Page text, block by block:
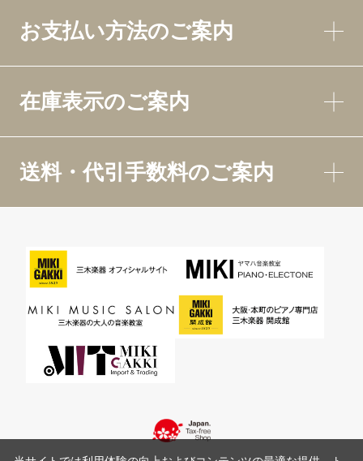
お支払い方法のご案内
在庫表示のご案内
送料・代引手数料のご案内